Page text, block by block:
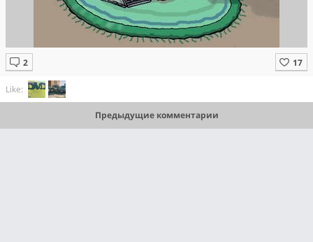
Like:
Предыдущие комментарии